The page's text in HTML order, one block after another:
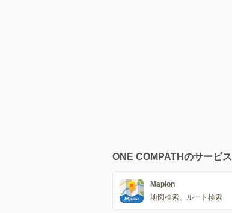
ONE COMPATHのサービス
Mapion
地図検索、ルート検索